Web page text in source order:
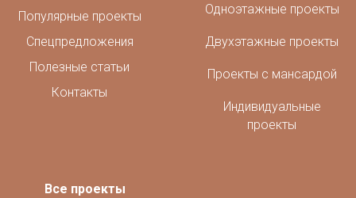
Одноэтажные проекты
Двухэтажные проекты
Проекты с мансардой
Индивидуальные
проекты
Популярные проекты
Спецпредложения
Полезные статьи
Контакты
Все проекты